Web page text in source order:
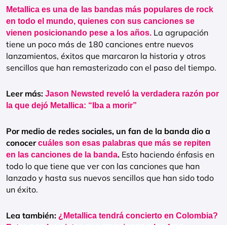
Metallica es una de las bandas más populares de rock
en todo el mundo, quienes con sus canciones se
vienen posicionando pese a los años. La agrupación
tiene un poco más de 180 canciones entre nuevos
lanzamientos, éxitos que marcaron la historia y otros
sencillos que han remasterizado con el paso del tiempo.
Leer más: Jason Newsted reveló la verdadera razón por
la que dejó Metallica: “Iba a morir”
Por medio de redes sociales, un fan de la banda dio a
conocercuáles son esas palabras que más se repiten
en las canciones de la banda. Esto haciendo énfasis en
todo lo que tiene que ver con las canciones que han
lanzado y hasta sus nuevos sencillos que han sido todo
un éxito.
Lea también: ¿Metallica tendrá concierto en Colombia?